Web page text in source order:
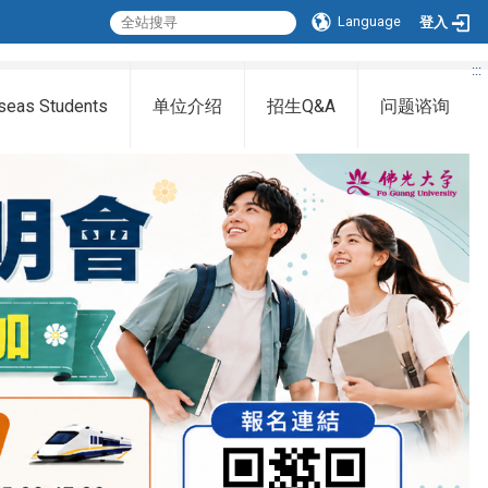
Language 登入
:::
Students 单位介绍 招生Q&A 问题谘询